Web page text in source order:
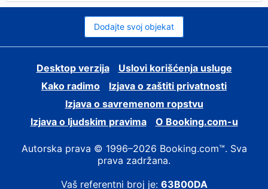
Dodajte svoj objekat
Desktop verzija
Uslovi korišćenja usluge
Kako radimo
Izjava o zaštiti privatnosti
Izjava o savremenom ropstvu
Izjava o ljudskim pravima
О Booking.com-u
Autorska prava © 1996–2026 Booking.com™. Sva
prava zadržana.
Vaš referentni broj je: 63B00DA